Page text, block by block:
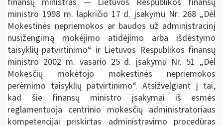
ministro 1998 m. lapkričio 17 d. įsakymu Nr. 268 „Dėl
Mokestinės nepriemokos ar baudos už administracinį
nusižengimą mokėjimo atidėjimo arba išdėstymo
taisyklių patvirtinimo“ ir Lietuvos Respublikos finansų
ministro 2002 m. vasario 25 d. įsakymu Nr. 51 „Dėl
Mokesčių mokėtojo mokestinės nepriemokos
perėmimo taisyklių patvirtinimo“. Atsižvelgiant į tai,
kad šie finansų ministro įsakymai iš esmės
reglamentuoja centrinio mokesčių administratoriaus
kompetencijai priskirtas administravimo procedūras